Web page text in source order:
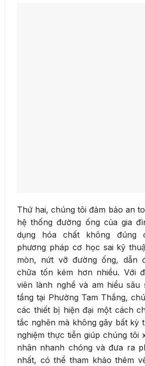
Thứ hai, chúng tôi đảm bảo an
hệ thống đường ống của gia
dụng hóa chất không đúng
phương pháp cơ học sai kỹ
mòn, nứt vỡ đường ống, dẫn
chữa tốn kém hơn nhiều. Với
viên lành nghề và am hiểu sâu
tầng tại Phường Tam Thắng,
các thiết bị hiện đại một cách
tắc nghẽn mà không gây bất kỳ
nghiệm thực tiễn giúp chúng tôi
nhân nhanh chóng và đưa ra
nhất, có thể tham khảo thêm